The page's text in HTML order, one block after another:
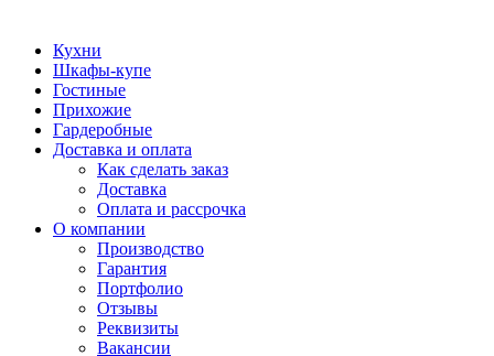
Кухни
Шкафы-купе
Гостиные
Прихожие
Гардеробные
Доставка и оплата
Как сделать заказ
Доставка
Оплата и рассрочка
О компании
Производство
Гарантия
Портфолио
Отзывы
Реквизиты
Вакансии